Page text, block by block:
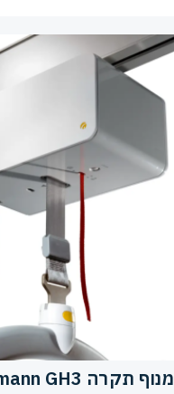
מנוף תקרה Guldmann GH3